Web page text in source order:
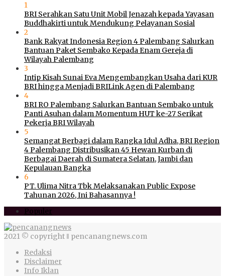
1
BRI Serahkan Satu Unit Mobil Jenazah kepada Yayasan
Buddhakirti untuk Mendukung Pelayanan Sosial
2
Bank Rakyat Indonesia Region 4 Palembang Salurkan
Bantuan Paket Sembako Kepada Enam Gereja di
Wilayah Palembang
3
Intip Kisah Sunai Eva Mengembangkan Usaha dari KUR
BRI hingga Menjadi BRILink Agen di Palembang
4
BRI RO Palembang Salurkan Bantuan Sembako untuk
Panti Asuhan dalam Momentum HUT ke-27 Serikat
Pekerja BRI Wilayah
5
Semangat Berbagi dalam Rangka Idul Adha, BRI Region
4 Palembang Distribusikan 45 Hewan Kurban di
Berbagai Daerah di Sumatera Selatan, Jambi dan
Kepulauan Bangka
6
PT. Ulima Nitra Tbk Melaksanakan Public Expose
Tahunan 2026, Ini Bahasannya !
Populer
2021 © copyright ‖ pencanangnews.com
Redaksi
Disclaimer
Info Iklan